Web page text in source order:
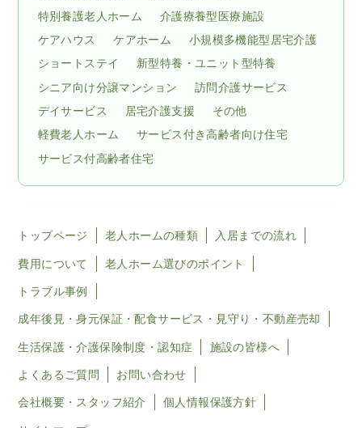
特別養護老人ホーム
介護療養型医療施設
ケアハウス
ケアホーム
小規模多機能型居宅介護
ショートステイ
新型特養・ユニット型特養
シニア向け分譲マンション
訪問介護サービス
デイサービス
居宅介護支援
その他
軽費老人ホーム
サービス付き高齢者向け住宅
サービス付高齢者住宅
トップページ 老人ホームの種類 入居までの流れ
費用について 老人ホーム選びのポイント
トラブル事例
成年後見・身元保証・配食サービス・見守り・不動産売却
生活保護・介護保険制度・認知症 施設の皆様へ
よくあるご質問 お問い合わせ
会社概要・スタッフ紹介 個人情報保護方針